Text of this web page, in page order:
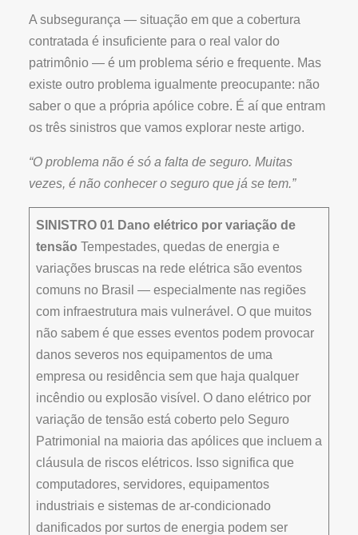
A subsegurança — situação em que a cobertura
contratada é insuficiente para o real valor do
patrimônio — é um problema sério e frequente. Mas
existe outro problema igualmente preocupante: não
saber o que a própria apólice cobre. É aí que entram
os três sinistros que vamos explorar neste artigo.
“O problema não é só a falta de seguro. Muitas
vezes, é não conhecer o seguro que já se tem.”
SINISTRO 01 Dano elétrico por variação de
tensão Tempestades, quedas de energia e
variações bruscas na rede elétrica são eventos
comuns no Brasil — especialmente nas regiões
com infraestrutura mais vulnerável. O que muitos
não sabem é que esses eventos podem provocar
danos severos nos equipamentos de uma
empresa ou residência sem que haja qualquer
incêndio ou explosão visível. O dano elétrico por
variação de tensão está coberto pelo Seguro
Patrimonial na maioria das apólices que incluem a
cláusula de riscos elétricos. Isso significa que
computadores, servidores, equipamentos
industriais e sistemas de ar-condicionado
danificados por surtos de energia podem ser